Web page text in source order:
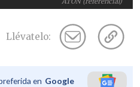
Llévatelo:
en Google